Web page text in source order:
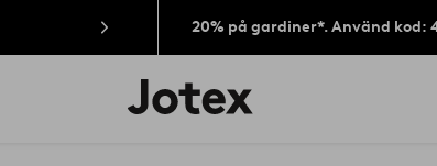
20% på gardiner*. Använd kod:
Jotex
logotyp